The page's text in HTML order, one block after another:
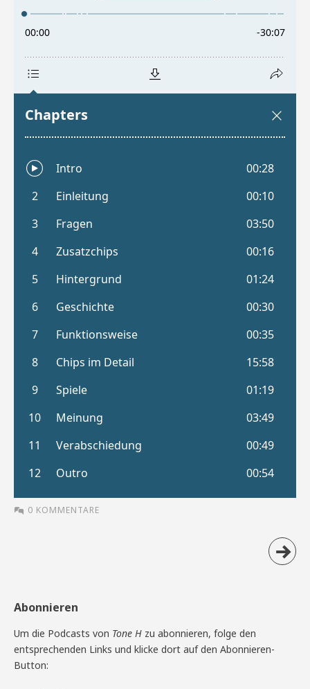
0 KOMMENTARE
Abonnieren
Um die Podcasts von Tone H zu abonnieren, folge den
entsprechenden Links und klicke dort auf den Abonnieren-
Button: